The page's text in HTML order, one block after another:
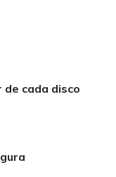
cada disco